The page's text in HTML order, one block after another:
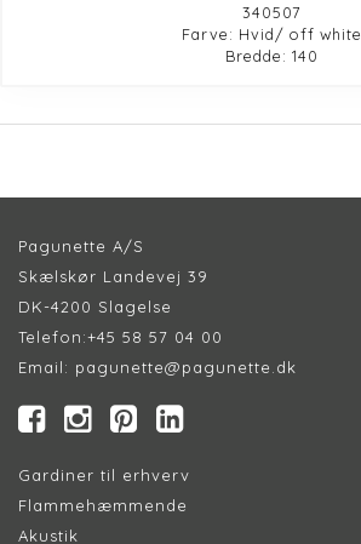
340507
Farve: Hvid/ off white
Bredde: 140
Pagunette A/S
Skælskør Landevej 39
DK-4200 Slagelse
Telefon:+45 58 57 04 00
Email: pagunette@pagunette.dk
Gardiner til erhverv
Flammehæmmende
Akustik